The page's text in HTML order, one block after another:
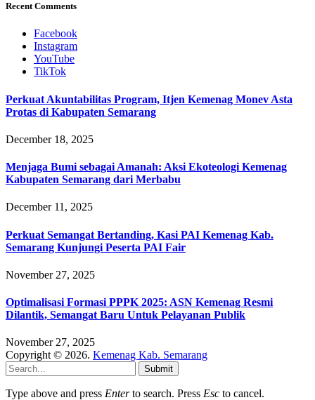
Recent Comments
Facebook
Instagram
YouTube
TikTok
Perkuat Akuntabilitas Program, Itjen Kemenag Monev Asta
Protas di Kabupaten Semarang
December 18, 2025
Menjaga Bumi sebagai Amanah: Aksi Ekoteologi Kemenag
Kabupaten Semarang dari Merbabu
December 11, 2025
Perkuat Semangat Bertanding, Kasi PAI Kemenag Kab.
Semarang Kunjungi Peserta PAI Fair
November 27, 2025
Optimalisasi Formasi PPPK 2025: ASN Kemenag Resmi
Dilantik, Semangat Baru Untuk Pelayanan Publik
November 27, 2025
Copyright © 2026. Kemenag Kab. Semarang
Submit
Type above and press Enterto search. Press Esc to cancel.